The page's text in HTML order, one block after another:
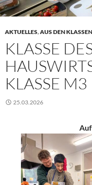
AKTUELLES,AUS DEN KLASSEN
KLASSE
KLASSE M3
25.03.2026